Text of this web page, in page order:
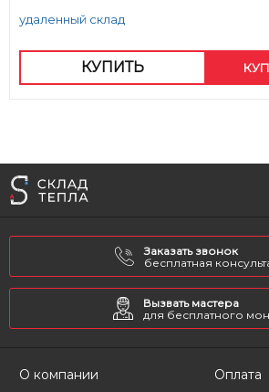
удаленный склад
КУПИТЬ
Заказать звонок
бесплатная
Вызвать мастера
для бесплатного
О компании
Оплата